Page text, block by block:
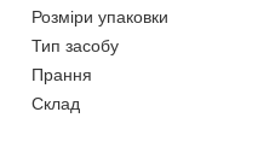
Розміри упаковки
Тип засобу
Прання
Склад